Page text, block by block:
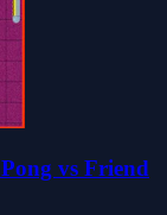
vs Friend